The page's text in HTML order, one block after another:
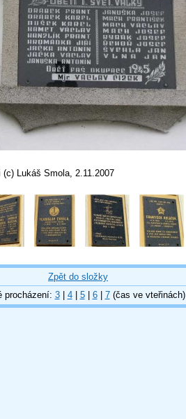
Lukáš Smola, 2.11.2007
Zpět do složky
procházení: 3| 4| 5| 6| 7(čas ve vteřinách)